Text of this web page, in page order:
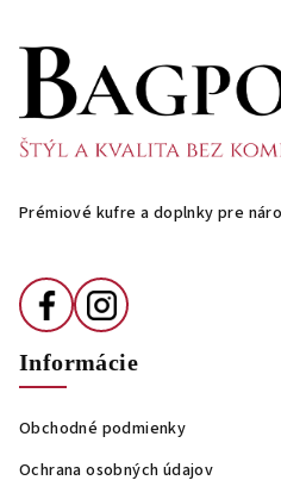
Prémiové kufre a doplnky pre
Informácie
Obchodné podmienky
Ochrana osobných údajov